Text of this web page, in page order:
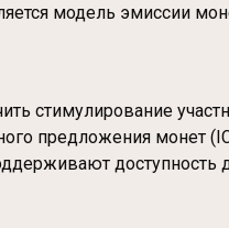
модель эмиссии
стимулирование
предложения монет
доступность